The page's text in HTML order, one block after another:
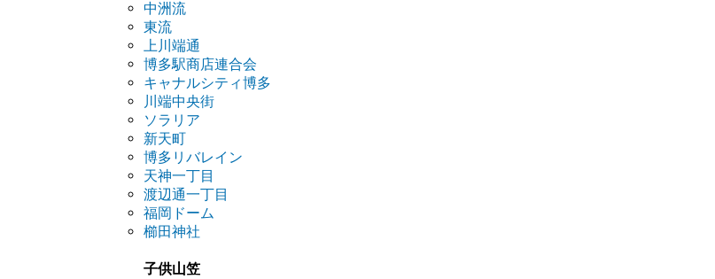
中洲流
東流
上川端通
博多駅商店連合会
キャナルシティ博多
川端中央街
ソラリア
新天町
博多リバレイン
天神一丁目
渡辺通一丁目
福岡ドーム
櫛田神社
子供山笠